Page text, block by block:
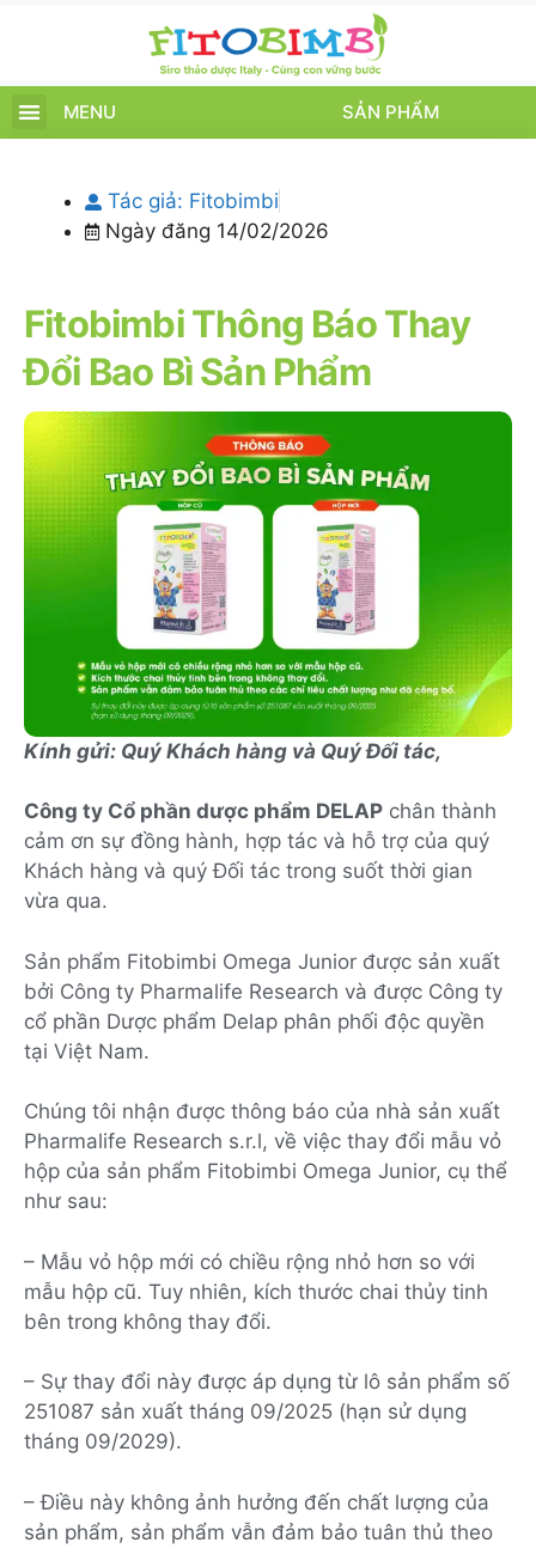
MENU SẢN PHẨM
Tác giả: Fitobimbi
Ngày đăng 14/02/2026
Fitobimbi Thông Báo Thay
Đổi Bao Bì Sản Phẩm
Kính gửi: Quý Khách hàng và Quý Đối tác,
Công ty Cổ phần dược phẩm DELAP chân thành
cảm ơn sự đồng hành, hợp tác và hỗ trợ của quý
Khách hàng và quý Đối tác trong suốt thời gian
vừa qua.
Sản phẩm Fitobimbi Omega Junior được sản xuất
bởi Công ty Pharmalife Research và được Công ty
cổ phần Dược phẩm Delap phân phối độc quyền
tại Việt Nam.
Chúng tôi nhận được thông báo của nhà sản xuất
Pharmalife Research s.r.l, về việc thay đổi mẫu vỏ
hộp của sản phẩm Fitobimbi Omega Junior, cụ thể
như sau:
– Mẫu vỏ hộp mới có chiều rộng nhỏ hơn so với
mẫu hộp cũ. Tuy nhiên, kích thước chai thủy tinh
bên trong không thay đổi.
– Sự thay đổi này được áp dụng từ lô sản phẩm số
251087 sản xuất tháng 09/2025 (hạn sử dụng
tháng 09/2029).
– Điều này không ảnh hưởng đến chất lượng của
sản phẩm, sản phẩm vẫn đảm bảo tuân thủ theo